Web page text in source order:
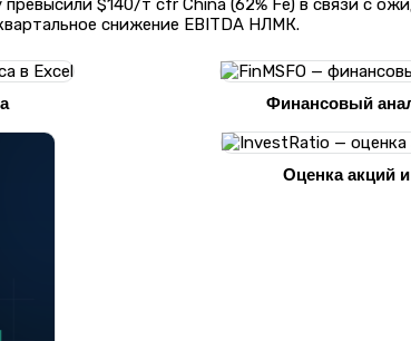
$140/т cfr China (62% Fe) в связи с
снижение EBITDA НЛМК.
Финансовый
Оценка акций